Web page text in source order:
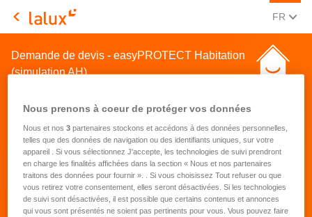
LALUX Assurances
FR
Demande de devis - easyPROTECT Habitation
(simulation AH)
Demande de devis pour une
assurance habitation
Nous prenons à coeur de protéger vos données
Nous et nos3 partenaires stockons et accédons à des données personnelles,
telles que des données de navigation ou des identifiants uniques, sur votre
appareil . Si vous sélectionnez J'accepte, les technologies de suivi prendront
en charge les finalités affichées dans la section « Nous et nos partenaires
traitons des données pour fournir ». . Si vous choisissez Tout refuser ou que
vous retirez votre consentement, elles seront désactivées. Si les technologies
de suivi sont désactivées, il est possible que certains contenus et annonces
qui vous sont présentés ne soient pas pertinents pour vous. Vous pouvez faire